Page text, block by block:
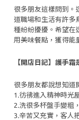
很多朋友這樣問到。
道職場和生活有許多
種紛紛擾擾。希望在
用美味餐點，獲得能
【開店日記】護手霜
很多朋友都說想知道
1.彷彿進入精神時光
2.洗很多杯盤手變粗
3.辛苦又充實，客人